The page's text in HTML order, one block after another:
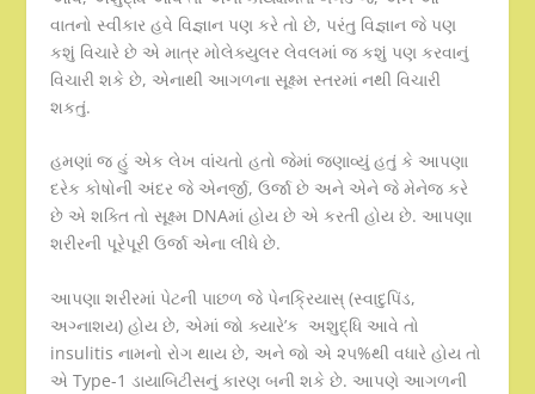
વાતનો સ્વીકાર હવે વિજ્ઞાન પણ કરે તો છે, પરંતુ વિજ્ઞાન જે પણ
કશું વિચારે છે એ માત્ર મોલેક્યુલર લેવલમાં જ કશું પણ કરવાનું
વિચારી શકે છે, એનાથી આગળના સૂક્ષ્મ સ્તરમાં નથી વિચારી
શકતું.
હમણાં જ હું એક લેખ વાંચતો હતો જેમાં જણાવ્યું હતું કે આપણા
દરેક કોષોની અંદર જે એનર્જી, ઉર્જા છે અને એને જે મેનેજ કરે
છે એ શક્તિ તો સૂક્ષ્મ DNAમાં હોય છે એ કરતી હોય છે. આપણા
શરીરની પૂરેપૂરી ઉર્જા એના લીધે છે.
આપણા શરીરમાં પેટની પાછળ જે પેનક્રિયાસ્ (સ્વાદુપિંડ,
અગ્નાશય) હોય છે, એમાં જો ક્યારે’ક અશુદ્ધિ આવે તો
insulitis નામનો રોગ થાય છે, અને જો એ ૨૫%થી વધારે હોય તો
એ Type-1 ડાયાબિટીસનું કારણ બની શકે છે. આપણે આગળની